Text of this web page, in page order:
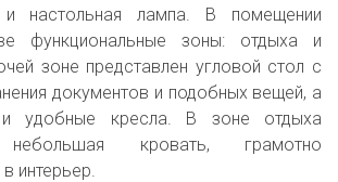
настольная лампа. В помещении
функциональные зоны: отдыха и
зоне представлен угловой стол с
документов и подобных вещей, а
удобные кресла. В зоне отдыха
небольшая кровать, грамотно
интерьер.